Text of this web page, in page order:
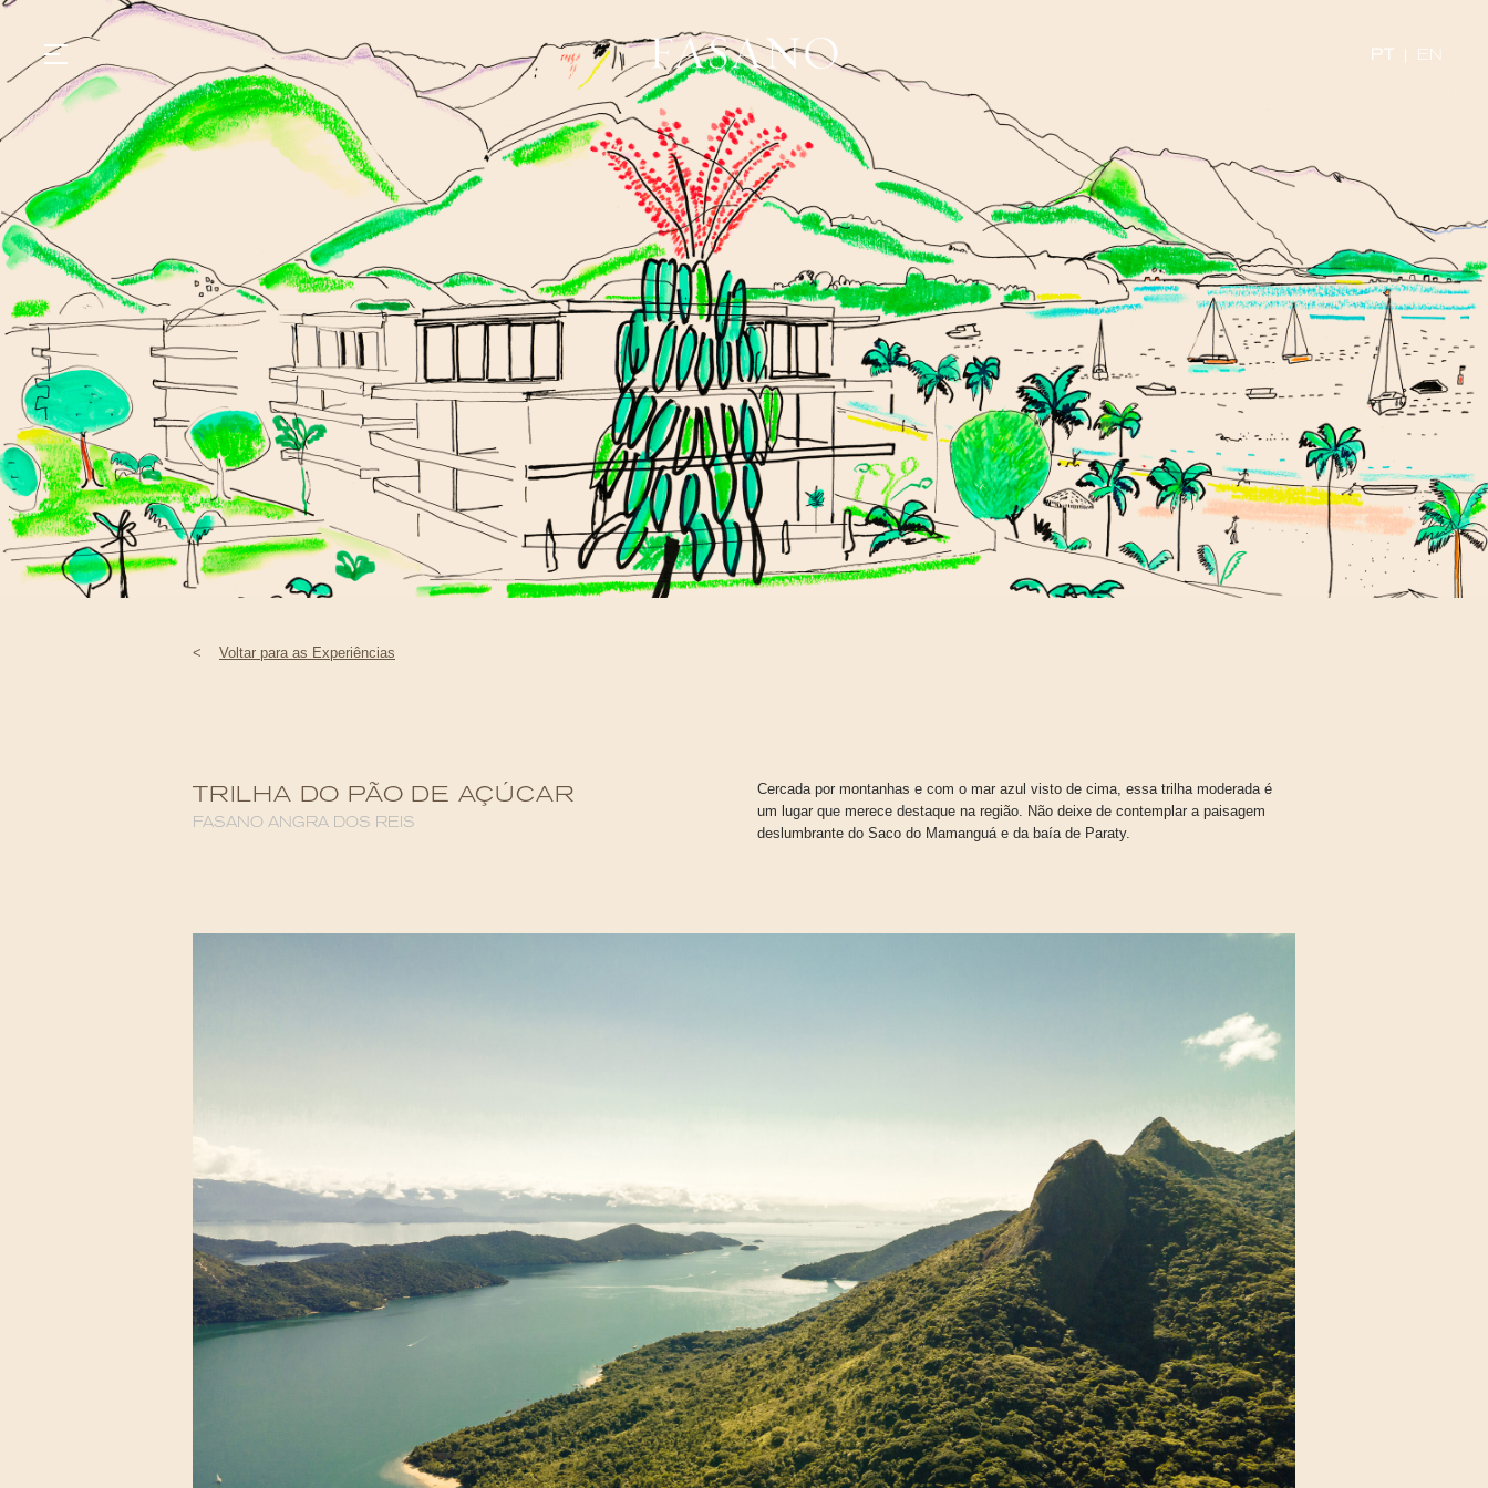
PT EN
EXPERIÊNCIAS
EVENTOS
VILLAS
SHOP | SELEZIONE
DESCUBRA
WHAT'S COOKING
CORRIERE
HISTÓRIA
SUSTENTABILIDADE
CONTATO
< Voltar para as Experiências
TRILHA DO PÃO DE AÇÚCAR
FASANO ANGRA DOS REIS
Cercada por montanhas e com o mar azul visto de cima, essa trilha moderada é
um lugar que merece destaque na região. Não deixe de contemplar a paisagem
deslumbrante do Saco do Mamanguá e da baía de Paraty.